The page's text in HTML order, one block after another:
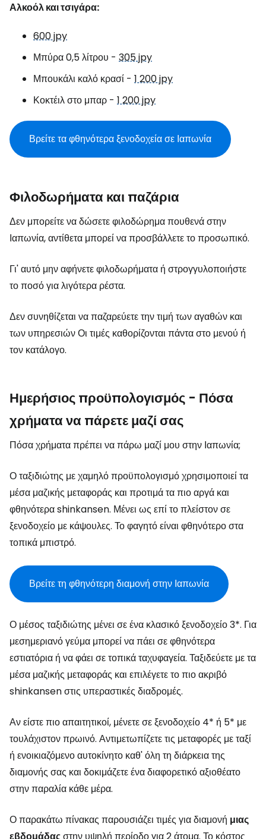
Αλκοόλ και τσιγάρα:
600 jpy
Μπύρα 0,5 λίτρου - 305 jpy
Μπουκάλι καλό κρασί - 1 200 jpy
Κοκτέιλ στο μπαρ - 1 200 jpy
Βρείτε τα φθηνότερα ξενοδοχεία σε Ιαπωνία
Φιλοδωρήματα και παζάρια
Δεν μπορείτε να δώσετε φιλοδώρημα πουθενά στην
Ιαπωνία, αντίθετα μπορεί να προσβάλλετε το προσωπικό.
Γι' αυτό μην αφήνετε φιλοδωρήματα ή στρογγυλοποιήστε
το ποσό για λιγότερα ρέστα.
Δεν συνηθίζεται να παζαρεύετε την τιμή των αγαθών και
των υπηρεσιών Οι τιμές καθορίζονται πάντα στο μενού ή
τον κατάλογο.
Ημερήσιος προϋπολογισμός - Πόσα
χρήματα να πάρετε μαζί σας
Πόσα χρήματα πρέπει να πάρω μαζί μου στην Ιαπωνία;
Ο ταξιδιώτης με χαμηλό προϋπολογισμό χρησιμοποιεί τα
μέσα μαζικής μεταφοράς και προτιμά τα πιο αργά και
φθηνότερα shinkansen. Μένει ως επί το πλείστον σε
ξενοδοχείο με κάψουλες. Το φαγητό είναι φθηνότερο στα
τοπικά μπιστρό.
Βρείτε τη φθηνότερη διαμονή στην Ιαπωνία
Ο μέσος ταξιδιώτης μένει σε ένα κλασικό ξενοδοχείο 3*. Για
μεσημεριανό γεύμα μπορεί να πάει σε φθηνότερα
εστιατόρια ή να φάει σε τοπικά ταχυφαγεία. Ταξιδεύετε με τα
μέσα μαζικής μεταφοράς και επιλέγετε το πιο ακριβό
shinkansen στις υπεραστικές διαδρομές.
Αν είστε πιο απαιτητικοί, μένετε σε ξενοδοχείο 4* ή 5* με
τουλάχιστον πρωινό. Αντιμετωπίζετε τις μεταφορές με ταξί
ή ενοικιαζόμενο αυτοκίνητο καθ' όλη τη διάρκεια της
διαμονής σας και δοκιμάζετε ένα διαφορετικό αξιοθέατο
στην παραλία κάθε μέρα.
Ο παρακάτω πίνακας παρουσιάζει τιμές για διαμονή μιας